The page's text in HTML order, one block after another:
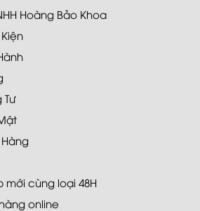
Hoàng Bảo Khoa
Tư
mới cùng loại 48H
online